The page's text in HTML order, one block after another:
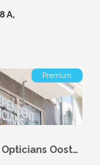
A,
Premium
iO. Independent Opticians Oostende